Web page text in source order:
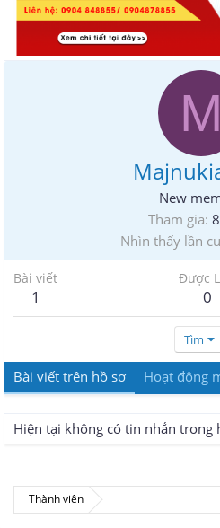
M
New
Tham gia
Nhìn thấy lần
Bài viết
1
Được
0
Tìm
Bài viết trên hồ sơ Hoạt động
Hiện tại không có tin nhắn trong
Thành viên